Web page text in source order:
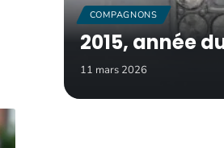
COMPAGNONS
2015, année
11 mars 2026